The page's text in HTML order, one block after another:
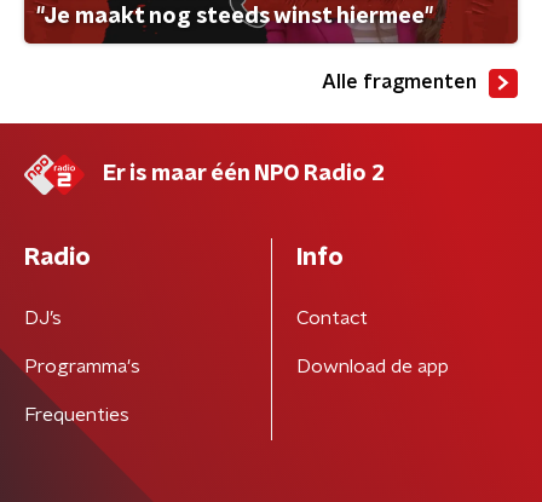
"Je maakt nog steeds winst hiermee"
Alle fragmenten
Er is maar één NPO Radio 2
Radio
DJ’s
Programma's
Frequenties
Info
Contact
Download de app